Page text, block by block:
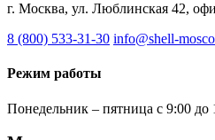
г. Москва, ул. Люблинская 42,
8 (800) 533-31-30 info@shell-
Режим работы
Понедельник – пятница с 9:00 до